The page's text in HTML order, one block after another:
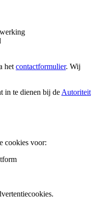
het contactformulier. Wij
in te dienen bij de Autoriteit
cookies voor: